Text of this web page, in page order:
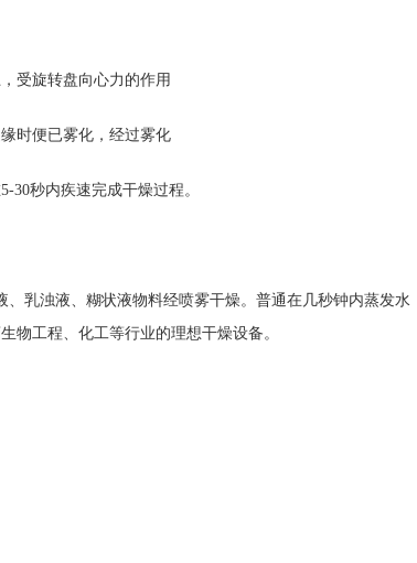
受旋转盘向心力的作用
时便已雾化，经过雾化
30秒内疾速完成干燥过程。
乳浊液、糊状液物料经喷雾干燥。普通在几秒钟内蒸发水
物工程、化工等行业的理想干燥设备。